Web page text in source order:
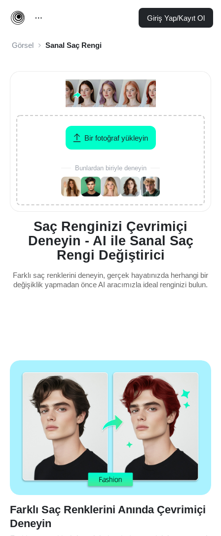
Giriş Yap/Kayıt Ol
Görsel Sanal Saç Rengi
Saç Renginizi Çevrimiçi
Deneyin - AI ile Sanal Saç
Rengi Değiştirici
Farklı saç renklerini deneyin, gerçek hayatınızda herhangi bir
değişiklik yapmadan önce AI aracımızla ideal renginizi bulun.
Bir fotoğraf yükleyin
Bunlardan biriyle deneyin
Farklı Saç Renklerini Anında Çevrimiçi
Deneyin